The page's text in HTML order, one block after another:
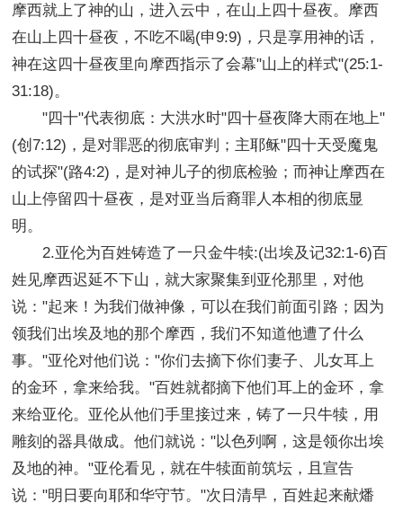
摩西就上了神的山，进入云中，在山上四十昼夜。摩西
在山上四十昼夜，不吃不喝(申9:9)，只是享用神的话，
神在这四十昼夜里向摩西指示了会幕"山上的样式"(25:1-
31:18)。
"四十"代表彻底：大洪水时"四十昼夜降大雨在地上"
(创7:12)，是对罪恶的彻底审判；主耶稣"四十天受魔鬼
的试探"(路4:2)，是对神儿子的彻底检验；而神让摩西在
山上停留四十昼夜，是对亚当后裔罪人本相的彻底显
明。
2.亚伦为百姓铸造了一只金牛犊:(出埃及记32:1-6)百
姓见摩西迟延不下山，就大家聚集到亚伦那里，对他
说："起来！为我们做神像，可以在我们前面引路；因为
领我们出埃及地的那个摩西，我们不知道他遭了什么
事。"亚伦对他们说："你们去摘下你们妻子、儿女耳上
的金环，拿来给我。"百姓就都摘下他们耳上的金环，拿
来给亚伦。亚伦从他们手里接过来，铸了一只牛犊，用
雕刻的器具做成。他们就说："以色列啊，这是领你出埃
及地的神。"亚伦看见，就在牛犊面前筑坛，且宣告
说："明日要向耶和华守节。"次日清早，百姓起来献燔